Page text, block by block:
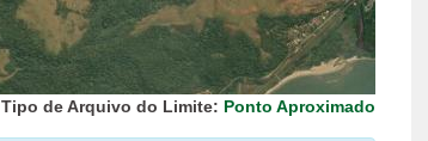
Tipo de Arquivo do Limite: Ponto Aproximado